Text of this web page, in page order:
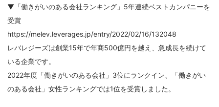
▼「働きがいのある会社ランキング」5年連続ベストカンパニーを
受賞
https://melev.leverages.jp/entry/2022/02/16/132048
レバレジーズは創業15年で年商500億円を越え、急成長を続けて
いる企業です。
2022年度「働きがいのある会社」3位にランクイン、「働きがい
のある会社」女性ランキングでは1位を受賞しました。